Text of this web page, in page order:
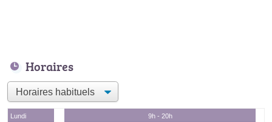
Horaires
Lundi
9h - 20h